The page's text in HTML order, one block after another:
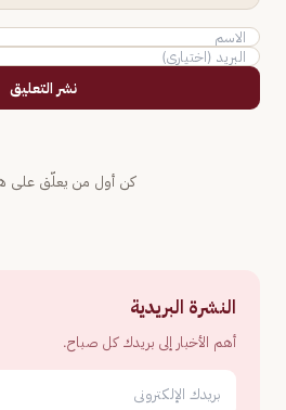
نشر التعليق
كن أول من يعلّق على
النشرة البريدية
أهم الأخبار إلى بريدك كل صباح.